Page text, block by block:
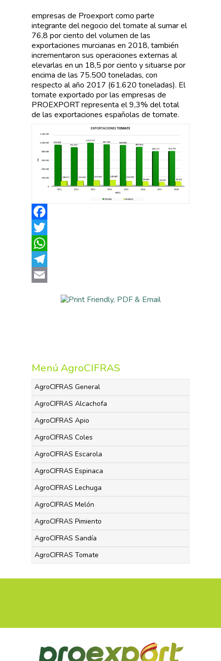
empresas de Proexport como parte
integrante del negocio del tomate al sumar el
76,8 por ciento del volumen de las
exportaciones murcianas en 2018, también
incrementaron sus operaciones externas al
elevarlas en un 18,5 por ciento y situarse por
encima de las 75.500 toneladas, con
respecto al año 2017 (61.620 toneladas). El
tomate exportado por las empresas de
PROEXPORT representa el 9,3% del total
de las exportaciones españolas de tomate.
Menú AgroCIFRAS
AgroCIFRAS General
AgroCIFRAS Alcachofa
AgroCIFRAS Apio
AgroCIFRAS Coles
AgroCIFRAS Escarola
AgroCIFRAS Espinaca
AgroCIFRAS Lechuga
AgroCIFRAS Melón
AgroCIFRAS Pimiento
AgroCIFRAS Sandía
AgroCIFRAS Tomate